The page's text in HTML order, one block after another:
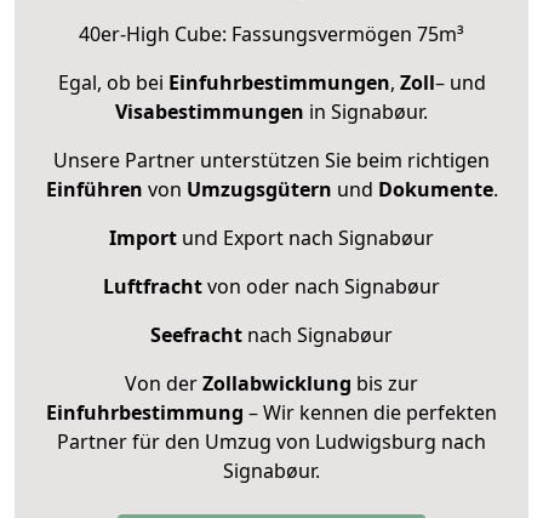
40er-High Cube: Fassungsvermögen 75m³
Egal, ob bei Einfuhrbestimmungen, Zoll– und
Visabestimmungen in Signabøur.
Unsere Partner unterstützen Sie beim richtigen
Einführen von Umzugsgütern und Dokumente.
Import und Export nach Signabøur
Luftfrachtvon oder nach Signabøur
Seefracht nach Signabøur
Von derZollabwicklung bis zur
Einfuhrbestimmung – Wir kennen die perfekten
Partner für den Umzug von Ludwigsburg nach
Signabøur.